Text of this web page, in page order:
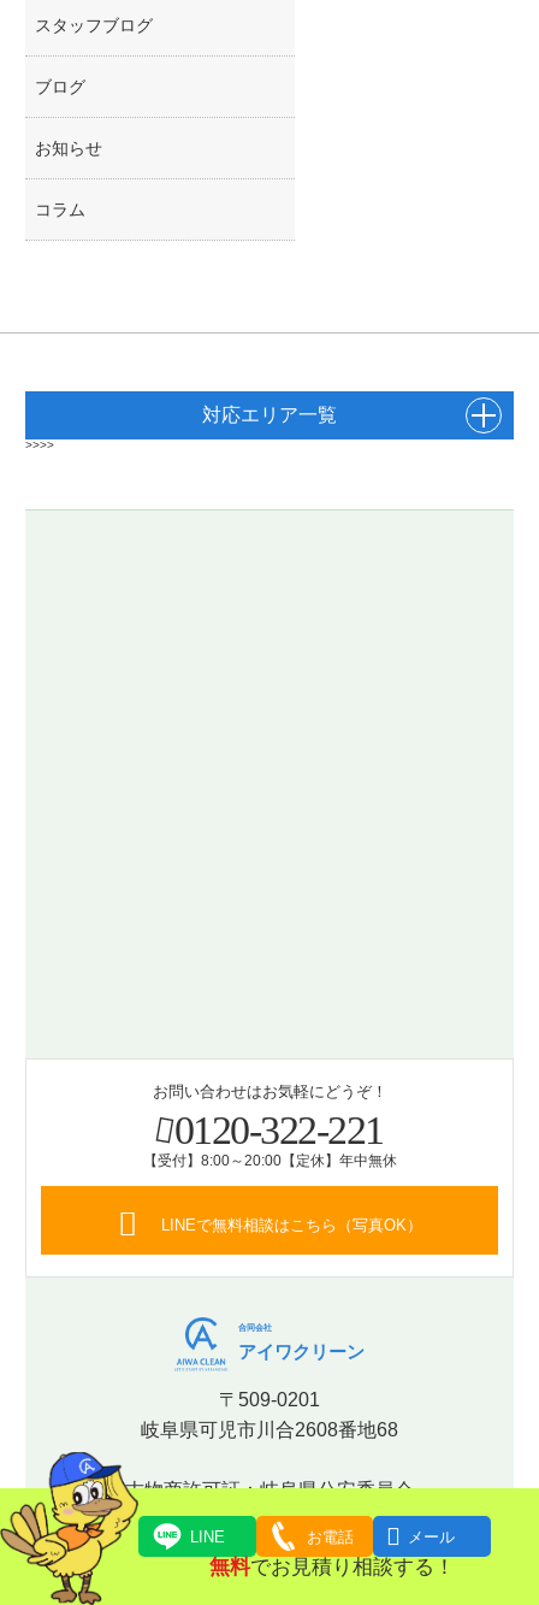
スタッフブログ
ブログ
お知らせ
コラム
対応エリア一覧
>>>>
お問い合わせはお気軽にどうぞ！
0120-322-221
【受付】8:00～20:00【定休】年中無休
LINEで無料相談はこちら（写真OK）
合同会社
アイワクリーン
〒509-0201
岐阜県可児市川合2608番地68
古物商許可証：岐阜県公安委員会
【許可番号】第531170001018号
LINE お電話  メール
無料でお見積り相談する！